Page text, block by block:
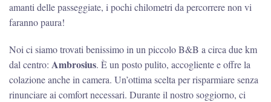
amanti delle passeggiate, i pochi chilometri da percorrere non vi
faranno paura!
Noi ci siamo trovati benissimo in un piccolo B&B a circa due km
dal centro: Ambrosius. È un posto pulito, accogliente e offre la
colazione anche in camera. Un’ottima scelta per risparmiare senza
rinunciare ai comfort necessari. Durante il nostro soggiorno, ci